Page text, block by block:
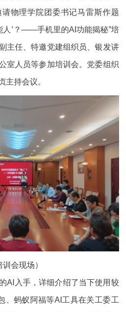
物理学院团委书记马雷斯作题
人’？——手机里的AI功能揭秘”培
主任、特邀党建组织员、银发讲
室人员等参加培训会。党委组织
主持会议。
训会现场）
AI入手，详细介绍了当下使用较
、蚂蚁阿福等AI工具在关工委工